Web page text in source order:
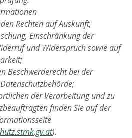
Rechten auf Auskunft,
Einschränkung der
und Widerspruch sowie auf
Beschwerderecht bei der
der Verarbeitung und zu
finden Sie auf der
).